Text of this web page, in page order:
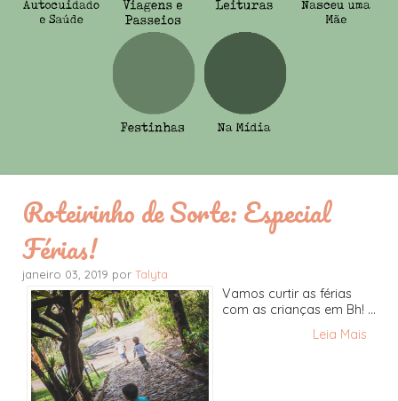
Roteirinho de Sorte: Especial
Férias!
janeiro 03, 2019 por Talyta
Vamos curtir as férias
com as crianças em Bh! ...
Leia Mais